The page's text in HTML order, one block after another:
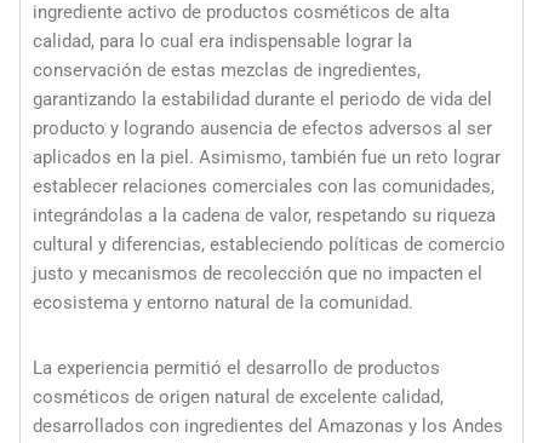
ingrediente activo de productos cosméticos de alta
calidad, para lo cual era indispensable lograr la
conservación de estas mezclas de ingredientes,
garantizando la estabilidad durante el periodo de vida del
producto y logrando ausencia de efectos adversos al ser
aplicados en la piel. Asimismo, también fue un reto lograr
establecer relaciones comerciales con las comunidades,
integrándolas a la cadena de valor, respetando su riqueza
cultural y diferencias, estableciendo políticas de comercio
justo y mecanismos de recolección que no impacten el
ecosistema y entorno natural de la comunidad.
La experiencia permitió el desarrollo de productos
cosméticos de origen natural de excelente calidad,
desarrollados con ingredientes del Amazonas y los Andes